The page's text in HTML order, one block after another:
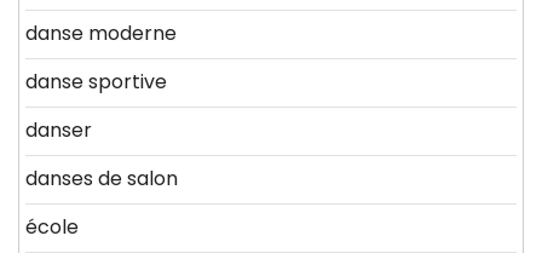
danse moderne
danse sportive
danser
danses de salon
école